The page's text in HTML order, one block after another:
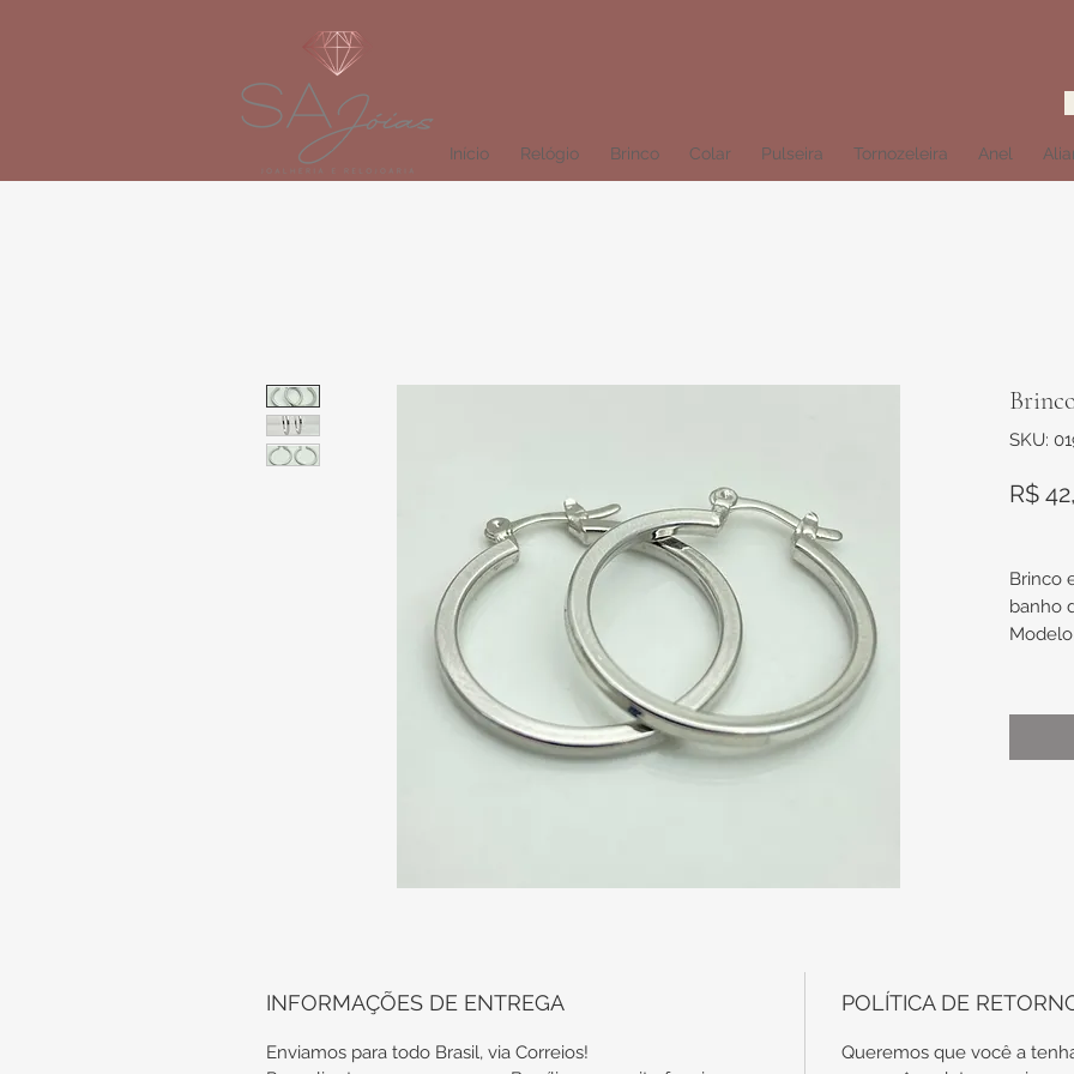
Início Relógio Brinco Colar Pulseira Tornozeleira Anel
SKU:
R$
Brinco
banho
•
•
peça
INFORMAÇÕES DE ENTREGA
Enviamos para todo Brasil, via Correios!
POLÍTICA DE
Queremos que você a